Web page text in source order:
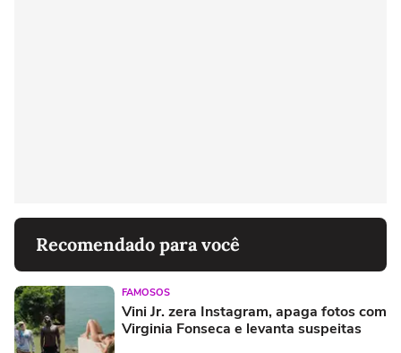
Recomendado para você
FAMOSOS
Vini Jr. zera Instagram, apaga fotos com
Virginia Fonseca e levanta suspeitas